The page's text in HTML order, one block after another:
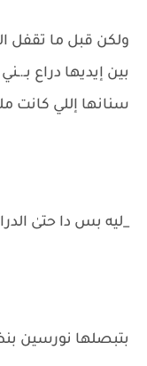
ولكن قبل ما تقفل
بين إيديها دراع
سنانها إللي كانت
_ليه بس دا حتىٰ
بتبصلها نورسين